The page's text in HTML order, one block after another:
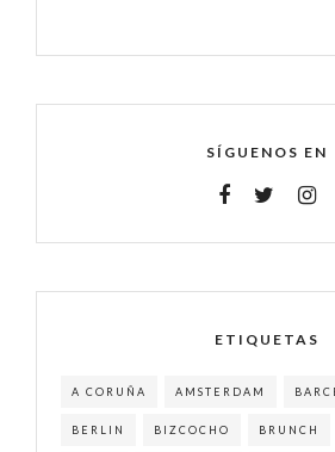
SÍGUENOS EN
ETIQUETAS
A CORUÑA AMSTERDAM
BERLIN BIZCOCHO BRUNCH